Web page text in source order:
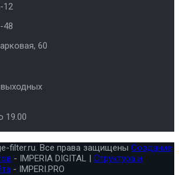
12
48
60
выходных
19.00
filter.ru. Все права защищены Создание
- IMPERIA DIGITAL | Структура и
- IMPERI.PRO